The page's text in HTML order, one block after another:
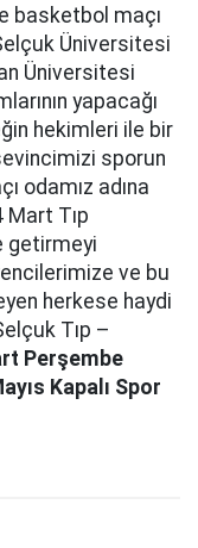
basketbol maçı
Üniversitesi
Üniversitesi
yapacağı
hekimleri ile bir
sporun
odamız adına
Mart Tıp
getirmeyi
ve bu
herkese haydi
Tıp –
Perşembe
Kapalı Spor